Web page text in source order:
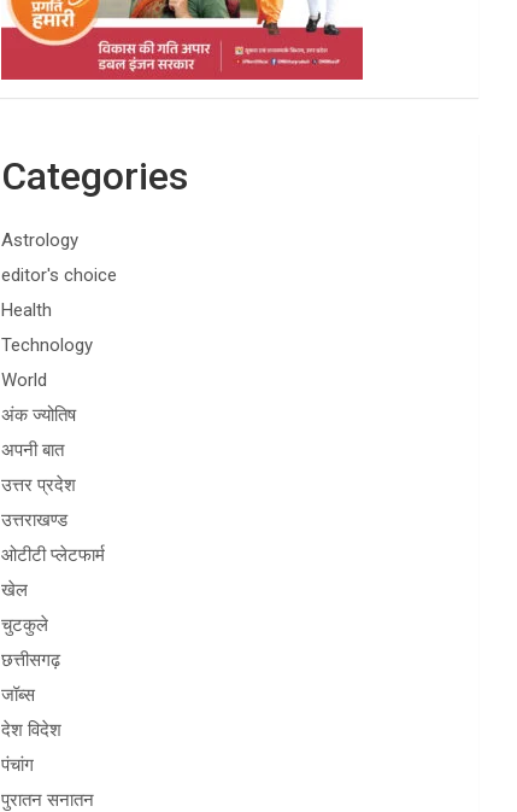
Categories
Astrology
editor's choice
Health
Technology
World
अंक ज्योतिष
अपनी बात
उत्तर प्रदेश
उत्तराखण्ड
ओटीटी प्लेटफार्म
खेल
चुटकुले
छत्तीसगढ़
जॉब्स
देश विदेश
पंचांग
पुरातन सनातन